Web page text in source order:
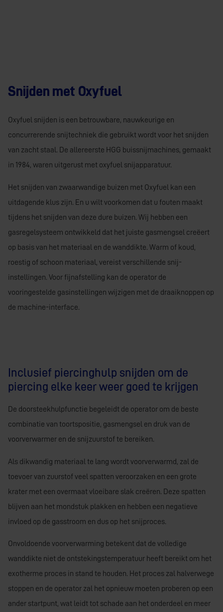
Snijden met Oxyfuel
Oxyfuel snijden is een betrouwbare, nauwkeurige en
concurrerende snijtechniek die gebruikt wordt voor het snijden
van zacht staal. De allereerste HGG buissnijmachines, gemaakt
in 1984, waren uitgerust met oxyfuel snijapparatuur.
Het snijden van zwaarwandige buizen met Oxyfuel kan een
uitdagende klus zijn. En u wilt voorkomen dat u fouten maakt
tijdens het snijden van deze dure buizen. Wij hebben een
gasregelsysteem ontwikkeld dat het juiste gasmengsel creëert
op basis van het materiaal en de wanddikte. Warm of koud,
roestig of schoon materiaal, vereist verschillende snij-
instellingen. Voor fijnafstelling kan de operator de
vooringestelde gasinstellingen wijzigen met de draaiknoppen op
de machine-interface.
Inclusief piercinghulp snijden om de
piercing elke keer weer goed te krijgen
De doorsteekhulpfunctie begeleidt de operator om de beste
combinatie van toortspositie, gasmengsel en druk van de
voorverwarmer en de snijzuurstof te bereiken.
Als dikwandig materiaal te lang wordt voorverwarmd, zal de
toevoer van zuurstof veel spatten veroorzaken en een grote
krater met een overmaat vloeibare slak creëren. Deze spatten
blijven aan het mondstuk plakken en hebben een negatieve
invloed op de gasstroom en dus op het snijproces.
Onvoldoende voorverwarming betekent dat de volledige
wanddikte niet de ontstekingstemperatuur heeft bereikt om het
exotherme proces in stand te houden. Het proces zal halverwege
stoppen en de operator zal het opnieuw moeten proberen op een
ander startpunt, wat leidt tot schade aan het onderdeel en meer